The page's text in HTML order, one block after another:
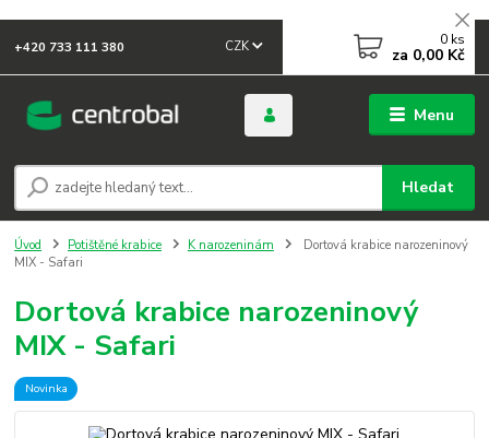
Menu
CZK
Hledat
+420 733 111 380 0 ks
za 0,00 Kč
Úvod Potištěné krabice K narozeninám
Dortová krabice narozeninový
MIX - Safari
Dortová krabice narozeninový
MIX - Safari
Novinka